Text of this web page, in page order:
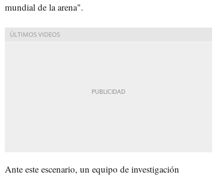
mundial de la arena".
Ante este escenario, un equipo de investigación